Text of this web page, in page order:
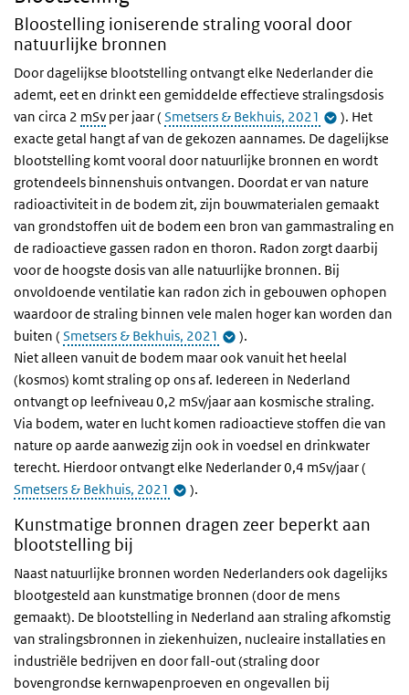
Bloostelling ioniserende straling vooral door
natuurlijke bronnen
Door dagelijkse blootstelling ontvangt elke Nederlander die
ademt, eet en drinkt een gemiddelde effectieve stralingsdosis
van circa 2 mSv per jaar ( Smetsers & Bekhuis, 2021 ). Het
exacte getal hangt af van de gekozen aannames. De dagelijkse
blootstelling komt vooral door natuurlijke bronnen en wordt
grotendeels binnenshuis ontvangen. Doordat er van nature
radioactiviteit in de bodem zit, zijn bouwmaterialen gemaakt
van grondstoffen uit de bodem een bron van gammastraling en
de radioactieve gassen radon en thoron. Radon zorgt daarbij
voor de hoogste dosis van alle natuurlijke bronnen. Bij
onvoldoende ventilatie kan radon zich in gebouwen ophopen
waardoor de straling binnen vele malen hoger kan worden dan
buiten ( Smetsers & Bekhuis, 2021
).
Niet alleen vanuit de bodem maar ook vanuit het heelal
(kosmos) komt straling op ons af. Iedereen in Nederland
ontvangt op leefniveau 0,2 mSv/jaar aan kosmische straling.
Via bodem, water en lucht komen radioactieve stoffen die van
nature op aarde aanwezig zijn ook in voedsel en drinkwater
terecht. Hierdoor ontvangt elke Nederlander 0,4 mSv/jaar (
Smetsers & Bekhuis, 2021
).
Kunstmatige bronnen dragen zeer beperkt aan
blootstelling bij
Naast natuurlijke bronnen worden Nederlanders ook dagelijks
blootgesteld aan kunstmatige bronnen (door de mens
gemaakt). De blootstelling in Nederland aan straling afkomstig
van stralingsbronnen in ziekenhuizen, nucleaire installaties en
industriële bedrijven en door fall-out (straling door
bovengrondse kernwapenproeven en ongevallen bij